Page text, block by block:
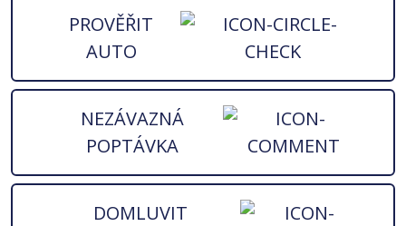
PROVĚŘIT
AUTO
NEZÁVAZNÁ
POPTÁVKA
DOMLUVIT